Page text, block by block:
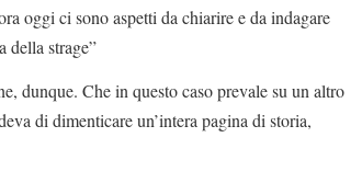
oggi ci sono aspetti da chiarire e da indagare
della strage”
dunque. Che in questo caso prevale su un altro
di dimenticare un’intera pagina di storia,